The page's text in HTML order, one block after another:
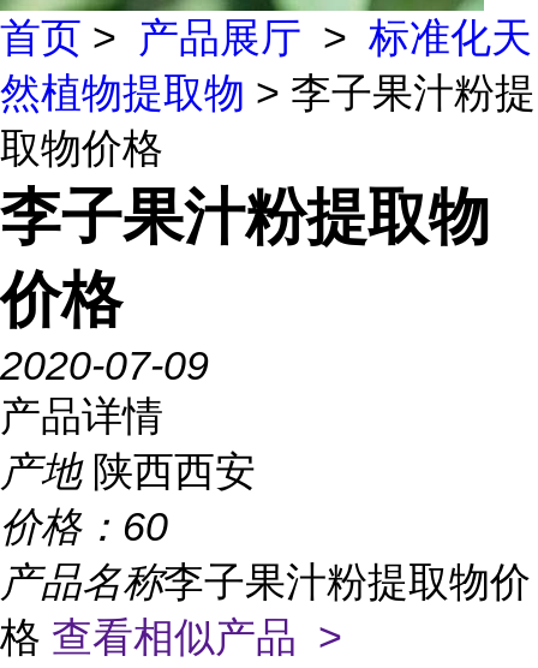
首页 > 产品展厅 > 标准化天
然植物提取物 > 李子果汁粉提
取物价格
李子果汁粉提取物
价格
2020-07-09
产品详情
产地 陕西西安
价格： 60
产品名称李子果汁粉提取物价
格 查看相似产品 >